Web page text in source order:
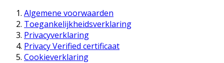
Algemene voorwaarden
Toegankelijkheidsverklaring
Privacyverklaring
Privacy Verified certificaat
Cookieverklaring